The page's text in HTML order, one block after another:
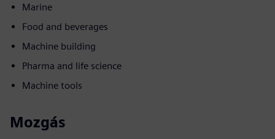
Marine
Food and beverages
Machine building
Pharma and life science
Machine tools
Mozgás